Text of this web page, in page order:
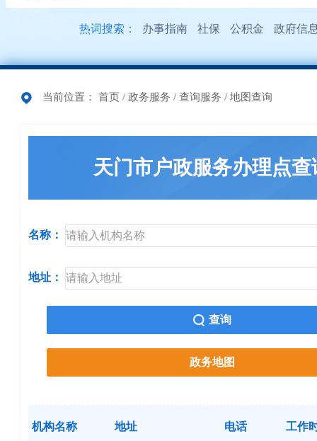
热词搜索： 办事指南 社保 公积金 政府信
当前位置： 首页 / 政务服务 / 查询服务 / 地图查询
天门市户政服务办理点查
名称：
地址：
查询
政务地图
机构名称 地址 电话 工作